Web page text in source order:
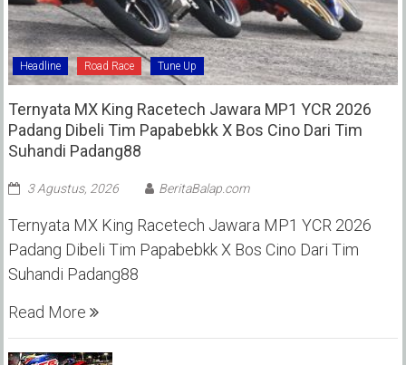
Headline Road Race Tune Up
Ternyata MX King Racetech Jawara MP1 YCR 2026
Padang Dibeli Tim Papabebkk X Bos Cino Dari Tim
Suhandi Padang88
3 Agustus, 2026 BeritaBalap.com
Ternyata MX King Racetech Jawara MP1 YCR 2026
Padang Dibeli Tim Papabebkk X Bos Cino Dari Tim
Suhandi Padang88
Read More